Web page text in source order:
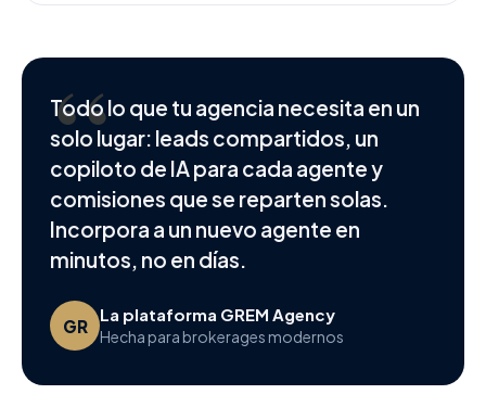
“
Todo lo que tu agencia necesita en un
solo lugar: leads compartidos, un
copiloto de IA para cada agente y
comisiones que se reparten solas.
Incorpora a un nuevo agente en
minutos, no en días.
GR
La plataforma GREM Agency
Hecha para brokerages modernos